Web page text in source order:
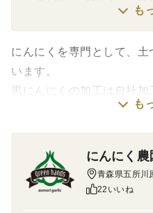
も
にんにくを専門として、
います。
黒にんにくの加工は自社加
低温、湿度管理のみでゆ
1. こだわりの原料にんにく
青森県産「ホワイト六片」
も
にんにく
青森県五所川
22いいね